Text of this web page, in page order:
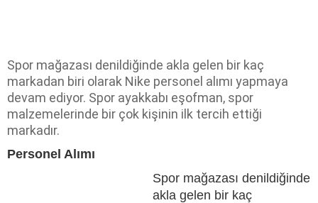
Spor mağazası denildiğinde akla gelen bir kaç
markadan biri olarak Nike personel alımı yapmaya
devam ediyor. Spor ayakkabı eşofman, spor
malzemelerinde bir çok kişinin ilk tercih ettiği
markadır.
Personel Alımı
Spor mağazası denildiğinde
akla gelen bir kaç